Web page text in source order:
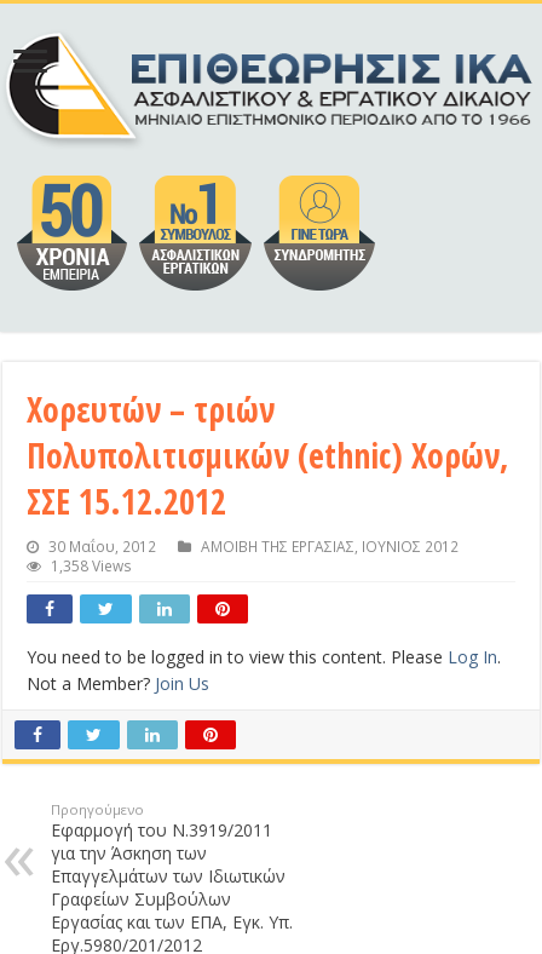
Χορευτών – τριών
Πολυπολιτισμικών (ethnic) Χορών,
ΣΣΕ 15.12.2012
30 Μαΐου, 2012 ΑΜΟΙΒΗ ΤΗΣ ΕΡΓΑΣΙΑΣ, ΙΟΥΝΙΟΣ 2012
1,358 Views
You need to be logged in to view this content. Please Log In.
Not a Member? Join Us
Προηγούμενο
Εφαρμογή του Ν.3919/2011
για την Άσκηση των
Επαγγελμάτων των Ιδιωτικών
Γραφείων Συμβούλων
Εργασίας και των ΕΠΑ, Εγκ. Υπ.
Εργ.5980/201/2012